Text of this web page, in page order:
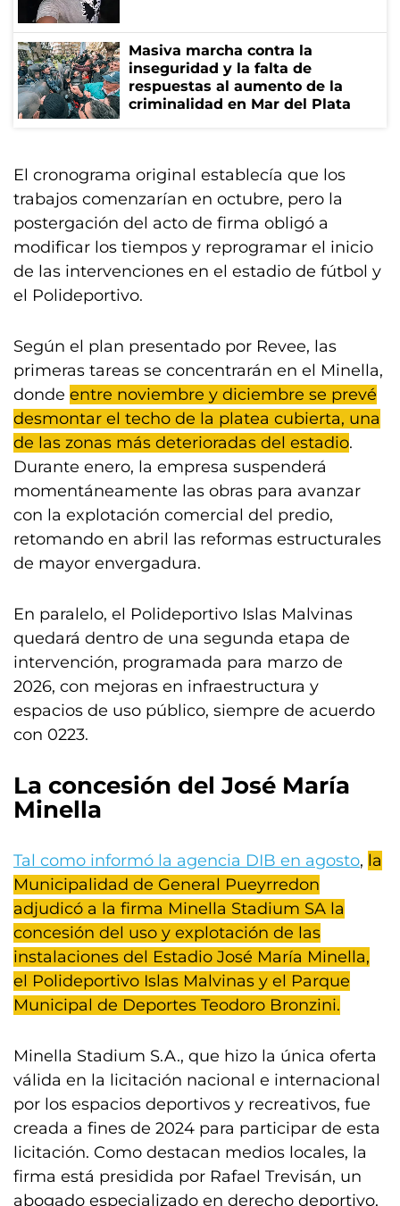
Masiva marcha contra la
inseguridad y la falta de
respuestas al aumento de la
criminalidad en Mar del Plata
El cronograma original establecía que los
trabajos comenzarían en octubre, pero la
postergación del acto de firma obligó a
modificar los tiempos y reprogramar el inicio
de las intervenciones en el estadio de fútbol y
el Polideportivo.
Según el plan presentado por Revee, las
primeras tareas se concentrarán en el Minella,
donde entre noviembre y diciembre se prevé
desmontar el techo de la platea cubierta, una
de las zonas más deterioradas del estadio.
Durante enero, la empresa suspenderá
momentáneamente las obras para avanzar
con la explotación comercial del predio,
retomando en abril las reformas estructurales
de mayor envergadura.
En paralelo, el Polideportivo Islas Malvinas
quedará dentro de una segunda etapa de
intervención, programada para marzo de
2026, con mejoras en infraestructura y
espacios de uso público, siempre de acuerdo
con 0223.
La concesión del José María
Minella
Tal como informó la agencia DIB en agosto, la
Municipalidad de General Pueyrredon
adjudicó a la firma Minella Stadium SA la
concesión del uso y explotación de las
instalaciones del Estadio José María Minella,
el Polideportivo Islas Malvinas y el Parque
Municipal de Deportes Teodoro Bronzini.
Minella Stadium S.A., que hizo la única oferta
válida en la licitación nacional e internacional
por los espacios deportivos y recreativos, fue
creada a fines de 2024 para participar de esta
licitación. Como destacan medios locales, la
firma está presidida por Rafael Trevisán, un
abogado especializado en derecho deportivo,